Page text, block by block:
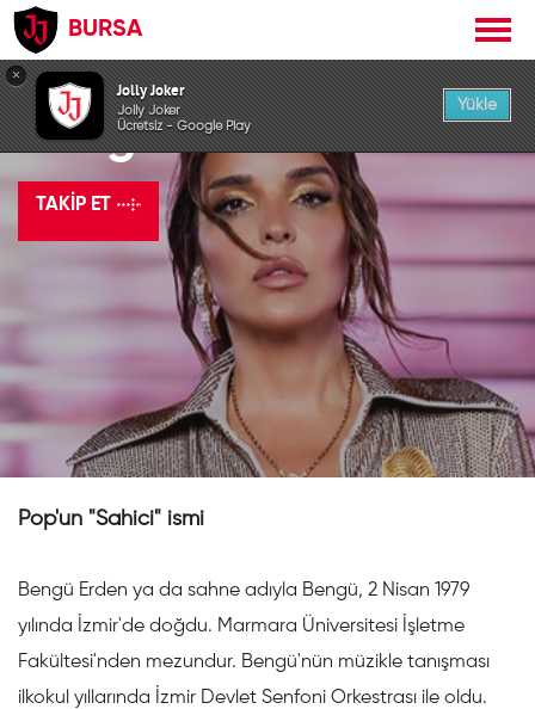
BURSA
Bengü
TAKIP ET
Pop'un "Sahici" ismi
Bengü Erden ya da sahne adıyla Bengü, 2 Nisan 1979
yılında İzmir'de doğdu. Marmara Üniversitesi İşletme
Fakültesi'nden mezundur. Bengü'nün müzikle tanışması
ilkokul yıllarında İzmir Devlet Senfoni Orkestrası ile oldu.
×
Jolly Joker
Jolly Joker
Ücretsiz - Google Play
Yükle